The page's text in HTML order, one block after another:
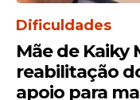
O presidente da
Dificuldades
Mãe de Kaiky
reabilitação
apoio para